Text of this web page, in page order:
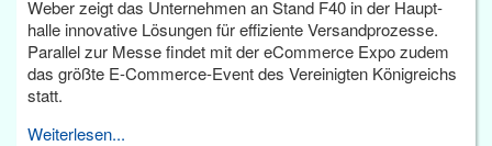
Weber zeigt das Unternehmen an Stand F40 in der Haupt­
halle innovative Lösungen für effiziente Versandprozesse.
Parallel zur Messe findet mit der eCommerce Expo zudem
das größte E-Commerce-Event des Vereinigten Königreichs
statt.
Weiterlesen...